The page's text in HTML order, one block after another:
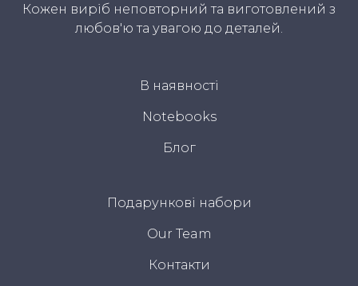
Кожен виріб неповторний та виготовлений з
любов'ю та увагою до деталей.
В наявності
Notebooks
Блог
Подарункові набори
Our Team
Контакти